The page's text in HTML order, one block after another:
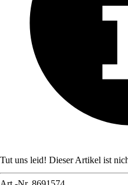
Tut uns leid! Dieser Artikel ist